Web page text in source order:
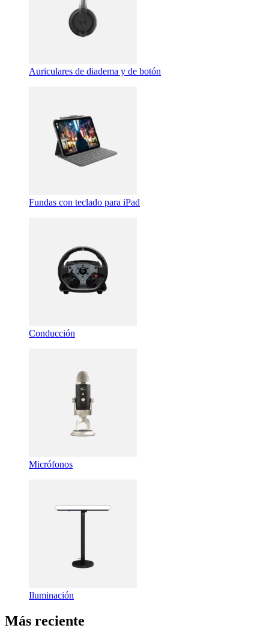
Auriculares de diadema y de botón
Fundas con teclado para iPad
Conducción
Micrófonos
Iluminación
Más reciente